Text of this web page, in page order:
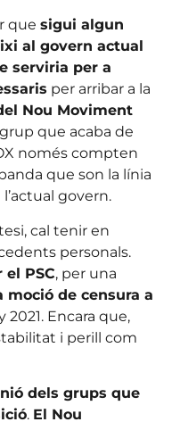
que sigui algun
al govern actual
serviria per a
per arribar a la
Nou Moviment
que acaba de
només compten
que son la línia
govern.
cal tenir en
personals.
PSC, per una
moció de censura a
2021. Encara que,
i perill com
dels grups que
. El Nou